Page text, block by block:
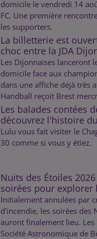
domicile le vendredi 14
FC. Une première
les supporters.
La billetterie est
choc entre la JDA
Les Dijonnaises lanceront
domicile face aux
dans une affiche déjà très
Handball reçoit Brest
Les balades contées
découvrez l'histoire
Lulu vous fait visiter le
30 comme si vous y étiez.
Nuits des Étoiles
soirées pour explorer
Initialement annulées par
d’incendie, les soirées des
auront finalement lieu. Les
Société Astronomique de